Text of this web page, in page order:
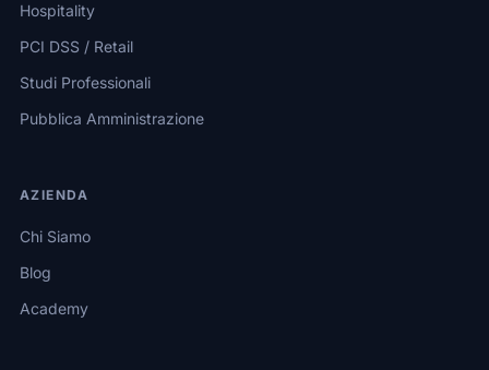
Hospitality
PCI DSS / Retail
Studi Professionali
Pubblica Amministrazione
AZIENDA
Chi Siamo
Blog
Academy